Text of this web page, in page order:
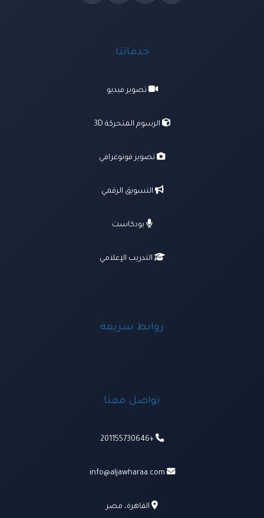
خدماتنا
تصوير فيديو
الرسوم المتحركة 3D
تصوير فوتوغرافي
التسويق الرقمي
بودكاست
التدريب الإعلامي
روابط سريعة
تواصل معنا
+201155730646
info@aljawharaa.com
القاهرة، مصر